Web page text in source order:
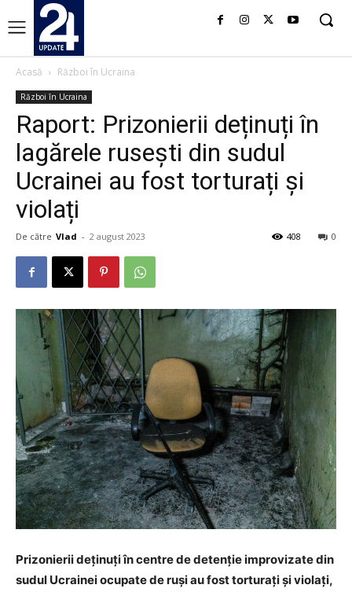
Acasă Război în Ucraina
Război în Ucraina
Raport: Prizonierii deținuți în
lagărele rusești din sudul
Ucrainei au fost torturați și
violați
De către Vlad - 2 august 2023 0
408
Prizonierii deținuți în centre de detenție improvizate din
sudul Ucrainei ocupate de ruși au fost torturați și violați,